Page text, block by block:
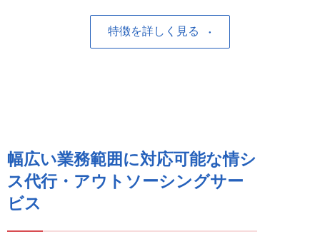
特徴を詳しく見る
幅広い業務範囲に対応可能な情シ
ス代行・アウトソーシングサー
ビス